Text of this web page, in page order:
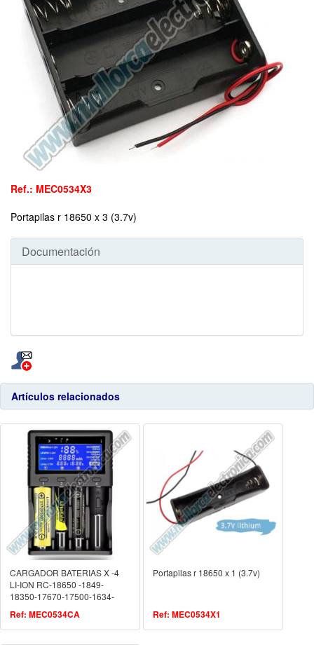
Ref.: MEC0534X3
Portapilas r 18650 x 3 (3.7v)
Documentación
Artículos relacionados
CARGADOR BATERIAS X -4
LI-ION RC-18650 -1849-
18350-17670-17500-1634-
26650
Ref: MEC0534CA
Portapilas r 18650 x 1 (3.7v)
Ref: MEC0534X1